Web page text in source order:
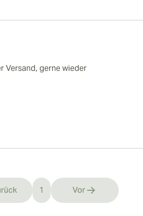
Versand, gerne wieder
You're currently reading page
1 Vor